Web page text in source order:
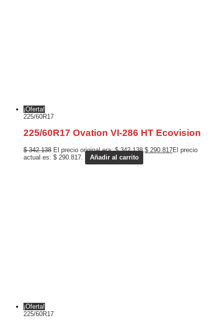
¡Oferta!
225/60R17
225/60R17 Ovation VI-286 HT Ecovision
$342.138 El precio original era: $ 342.138.$ 290.817El precio
actual es: $ 290.817.
Añadir al carrito
¡Oferta!
225/60R17